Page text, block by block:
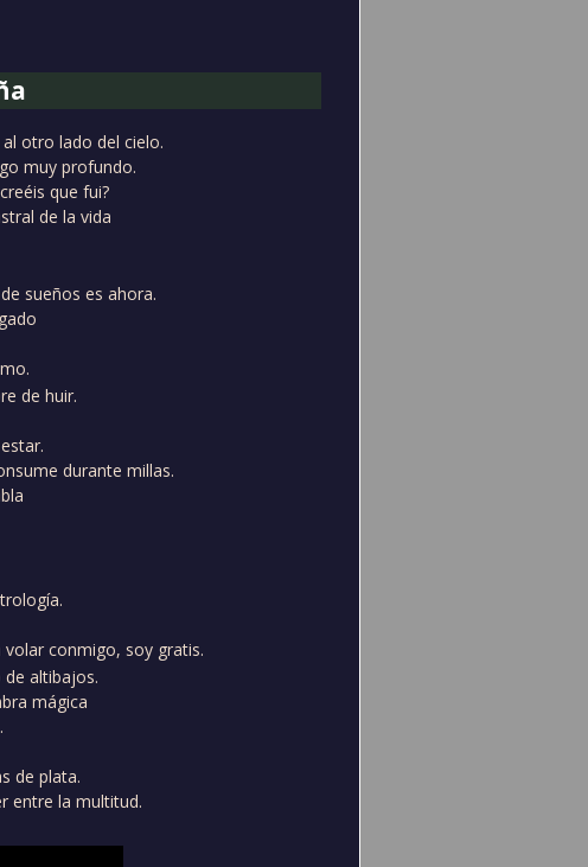
otro lado del cielo.
muy profundo.
que fui?
de la vida
sueños es ahora.
de huir.
durante millas.
conmigo, soy gratis.
de altibajos.
mágica
de plata.
entre la multitud.